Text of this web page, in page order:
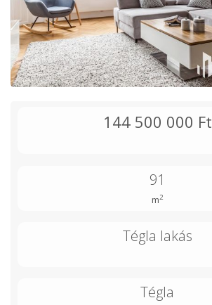
144 500 000 Ft
91
m2
Tégla lakás
Tégla